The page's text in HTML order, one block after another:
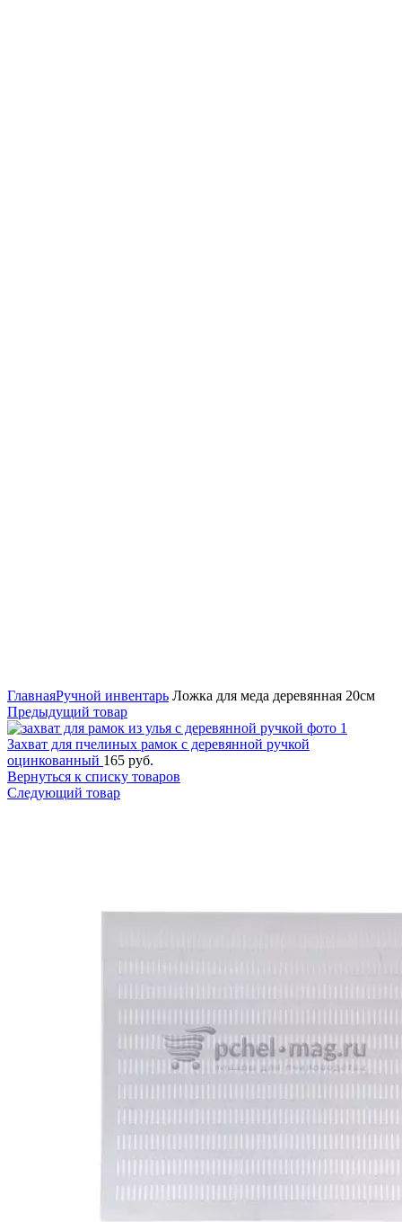
ГлавнаяРучной инвентарь Ложка для меда деревянная 20см
Предыдущий товар
Захват для пчелиных рамок с деревянной ручкой
оцинкованный 165 руб.
Вернуться к списку товаров
Следующий товар